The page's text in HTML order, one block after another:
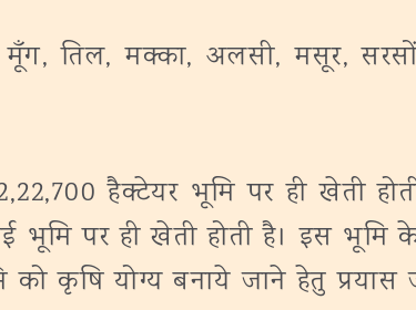
तिल, मक्का, अलसी, मसूर, सरसों
हैक्टेयर भूमि पर ही खेती
भूमि पर ही खेती होती है। इस
को कृषि योग्य बनाये जाने हेतु